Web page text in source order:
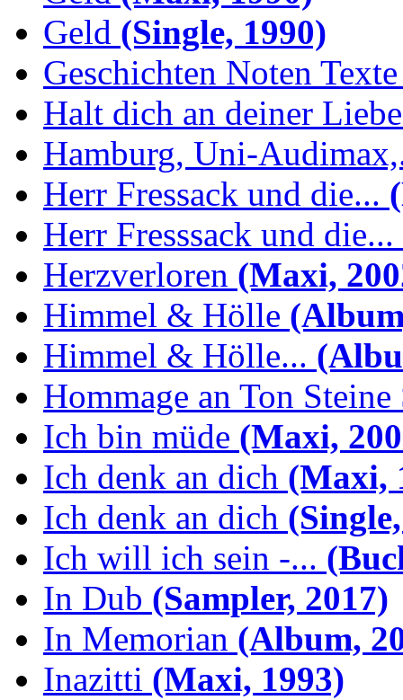
Geld (Single, 1990)
Geschichten Noten
Halt dich an deiner
Hamburg, Uni-
Herr Fressack und die...
Herr Fresssack und die...
Herzverloren (Maxi,
Himmel & Hölle
Himmel & Hölle...
Hommage an Ton Steine
Ich bin müde (Maxi,
Ich denk an dich (Maxi,
Ich denk an dich
Ich will ich sein -...
In Dub (Sampler, 2017)
In Memorian (Album,
Inazitti (Maxi, 1993)